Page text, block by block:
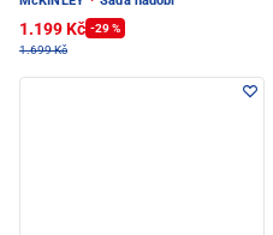
1.199 Kč -29 %
1.699 Kč